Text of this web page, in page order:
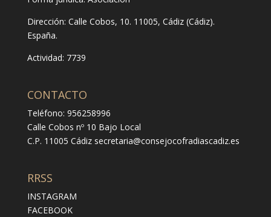
Dirección: Calle Cobos, 10. 11005, Cádiz (Cádiz).
España.
Actividad: 7739
CONTACTO
Teléfono: 956258996
Calle Cobos nº 10 Bajo Local
C.P. 11005 Cádiz secretaria@consejocofradiascadiz.es
RRSS
INSTAGRAM
FACEBOOK